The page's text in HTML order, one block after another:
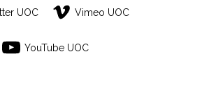
UOC Vimeo UOC
YouTube UOC